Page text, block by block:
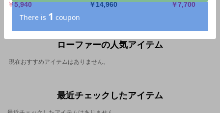
￥5,940 ￥14,960 ￥7,700
ローファーの人気アイテム
現在おすすめアイテムはありません。
最近チェックしたアイテム